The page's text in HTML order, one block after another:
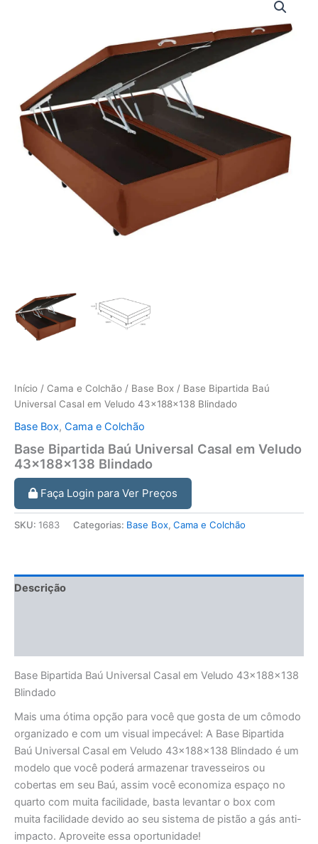
Início / Cama e Colchão / Base Box / Base Bipartida Baú
Universal Casal em Veludo 43x188x138 Blindado
Base Box, Cama e Colchão
Base Bipartida Baú Universal Casal em Veludo
43x188x138 Blindado
Faça Login para Ver Preços
SKU: 1683 Categorias: Base Box, Cama e Colchão
Descrição
Base Bipartida Baú Universal Casal em Veludo 43x188x138
Blindado
Mais uma ótima opção para você que gosta de um cômodo
organizado e com um visual impecável: A Base Bipartida
Baú Universal Casal em Veludo 43x188x138 Blindado é um
modelo que você poderá armazenar travesseiros ou
cobertas em seu Baú, assim você economiza espaço no
quarto com muita facilidade, basta levantar o box com
muita facilidade devido ao seu sistema de pistão a gás anti-
impacto. Aproveite essa oportunidade!